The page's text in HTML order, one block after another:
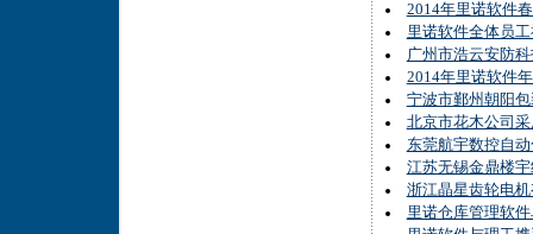
2014年里诺软件
里诺软件全体员
广州市浩云安防
2014年里诺软件
宁波市鄞州朝阳
北京市花木公司
东莞航宇数控自
江苏无锡金鼎楼
浙江晶星齿轮电
里诺仓库管理软